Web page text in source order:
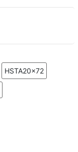
HSTA20x72